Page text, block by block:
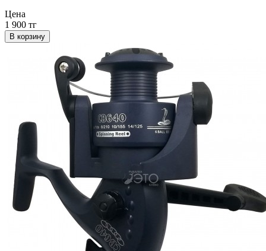
Цена
1 900 тг
В корзину